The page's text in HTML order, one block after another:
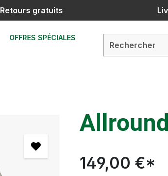
Retours gratuits
OFFRES SPÉCIALES
149,00 €*